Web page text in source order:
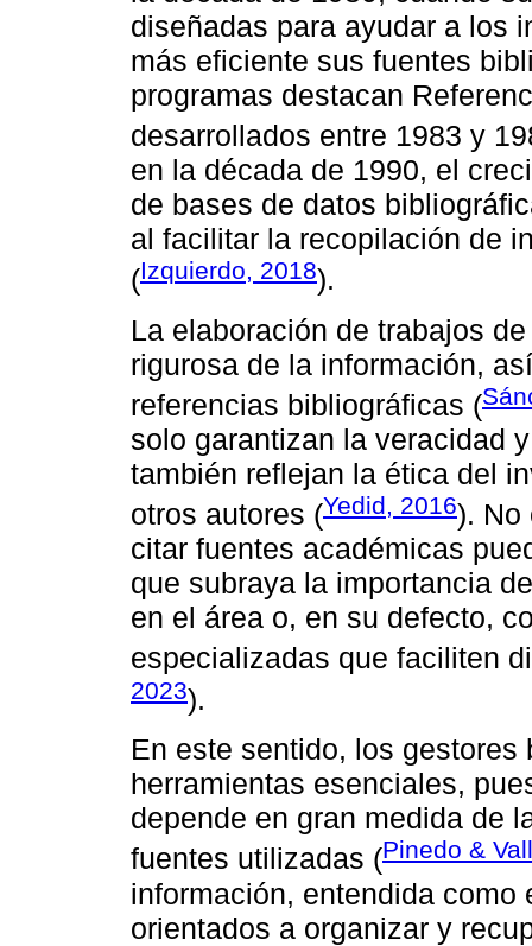
diseñadas para ayudar a los
más eficiente sus fuentes
programas destacan
desarrollados entre 1983 y
en la década de 1990, el
de bases de datos
al facilitar la recopilación de
(Izquierdo, 2018).
La elaboración de trabajos
rigurosa de la información,
referencias bibliográficas (
solo garantizan la veracidad
también reflejan la ética del
otros autores (Yedid, 2016). No
citar fuentes académicas
que subraya la importancia
en el área o, en su defecto,
especializadas que faciliten
2023).
En este sentido, los
herramientas esenciales,
depende en gran medida de
fuentes utilizadas (Pinedo &
información, entendida
orientados a organizar y